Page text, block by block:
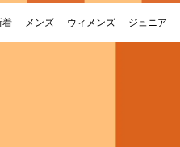
着 メンズ ウィメンズ ジュニア